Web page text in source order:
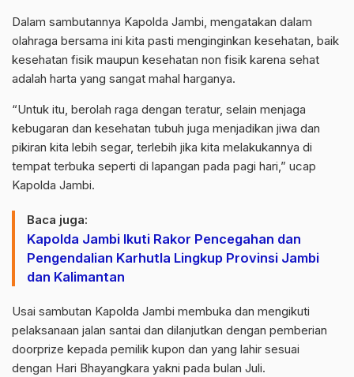
Dalam sambutannya Kapolda Jambi, mengatakan dalam
olahraga bersama ini kita pasti menginginkan kesehatan, baik
kesehatan fisik maupun kesehatan non fisik karena sehat
adalah harta yang sangat mahal harganya.
“Untuk itu, berolah raga dengan teratur, selain menjaga
kebugaran dan kesehatan tubuh juga menjadikan jiwa dan
pikiran kita lebih segar, terlebih jika kita melakukannya di
tempat terbuka seperti di lapangan pada pagi hari,” ucap
Kapolda Jambi.
Baca juga:
Kapolda Jambi Ikuti Rakor Pencegahan dan
Pengendalian Karhutla Lingkup Provinsi Jambi
dan Kalimantan
Usai sambutan Kapolda Jambi membuka dan mengikuti
pelaksanaan jalan santai dan dilanjutkan dengan pemberian
doorprize kepada pemilik kupon dan yang lahir sesuai
dengan Hari Bhayangkara yakni pada bulan Juli.